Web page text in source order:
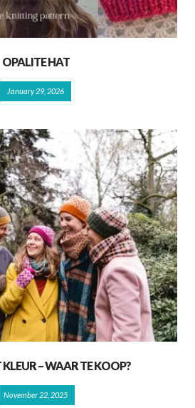
OPALITE HAT
January 29, 2026
KLEUR – WAAR TE KOOP?
November 22, 2025